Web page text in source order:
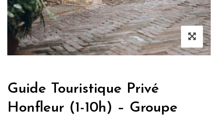
Guide Touristique Privé
Honfleur (1-10h) – Groupe